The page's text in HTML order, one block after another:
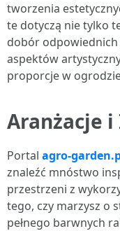
tworzenia
te dotyczą nie tylko
dobór
aspektów
proporcje w
Aranżacje
Portal agro-
znaleźć mnóstwo
przestrzeni z
tego, czy marzysz o
pełnego barwnych